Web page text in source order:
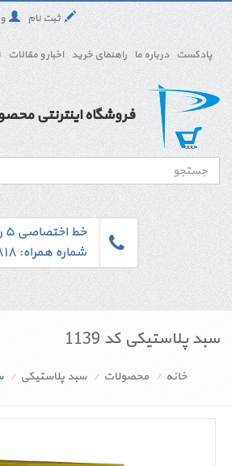
ثبت نام
پادکست درباره ما راهنمای خرید اخبار و مقالات
فروشگاه اینترنتی
خط اختصاصی ۵ رقمی: ۳۷۸۴۸ - ۰۲۱
شماره همراه: ۰۹۳۰۱۴۸۱۸۱۸
سبد پلاستیکی کد 1139
خانه محصولات سبد پلاستیکی